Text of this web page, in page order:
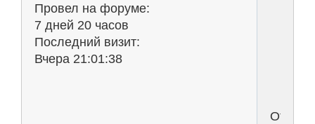
Провел на форуме:
7 дней 20 часов
Последний визит:
Вчера 21:01:38
Отказ